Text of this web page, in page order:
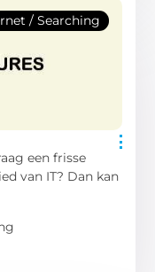
/ Searching
een frisse
van IT? Dan kan